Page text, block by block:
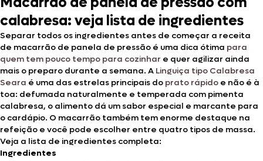
calabresa: veja lista de ingredientes
Separar todos os ingredientes antes de começar a receita
de macarrão de panela de pressão é uma dica ótima para
quem tem pouco tempo para cozinhar e quer agilizar ainda
mais o preparo durante a semana. A Linguiça tipo Calabresa
Seara é uma das estrelas principais do prato rápido e não é à
toa: defumada naturalmente e temperada com pimenta
calabresa, o alimento dá um sabor especial e marcante para
o cardápio. O macarrão também tem enorme destaque na
refeição e você pode escolher entre quatro tipos de massa.
Veja a lista de ingredientes completa:
Ingredientes